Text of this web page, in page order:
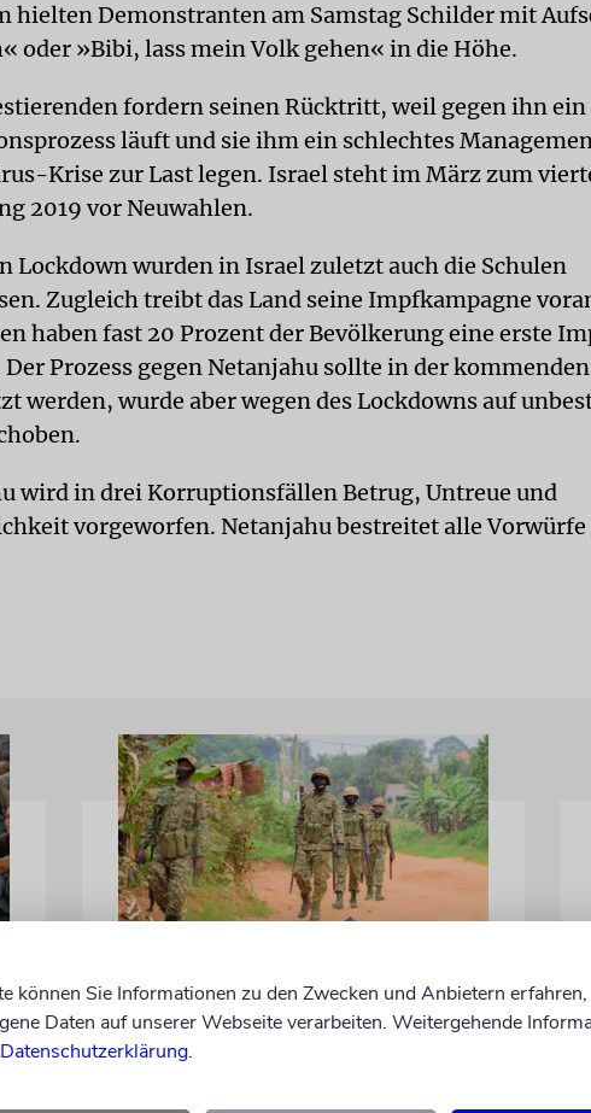
hielten Demonstranten am Samstag Schilder mit
oder »Bibi, lass mein Volk gehen« in die Höhe.
fordern seinen Rücktritt, weil gegen ihn ein
läuft und sie ihm ein schlechtes
Krise zur Last legen. Israel steht im März zum
2019 vor Neuwahlen.
Lockdown wurden in Israel zuletzt auch die Schulen
Zugleich treibt das Land seine Impfkampagne
haben fast 20 Prozent der Bevölkerung eine erste
Prozess gegen Netanjahu sollte in der
werden, wurde aber wegen des Lockdowns auf
wird in drei Korruptionsfällen Betrug, Untreue und
vorgeworfen. Netanjahu bestreitet alle Vorwürfe
Ugandas Parlament billigt
Truppenentsendung nach
können Sie Informationen zu den Zwecken und Anbietern
Daten auf unserer Webseite verarbeiten. Weitergehende
Datenschutzerklärung.